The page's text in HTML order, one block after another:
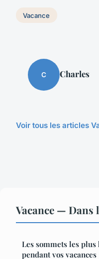
Vacance
C Charles
Voir tous les articles
Vacance —
Les sommets les
pendant vos vacances